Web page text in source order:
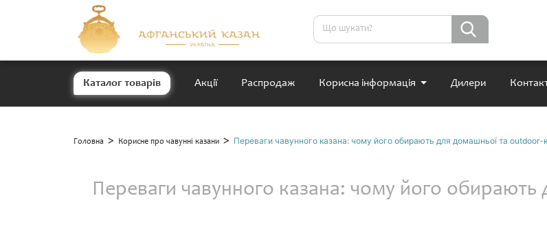
Каталог товарів Акції Распродаж Корисна інформація Дилери
Головна > Корисне про чавунні казани > Переваги чавунного казана: чому його обирають для домашньої та outdoor-
Переваги чавунного казана: чому його